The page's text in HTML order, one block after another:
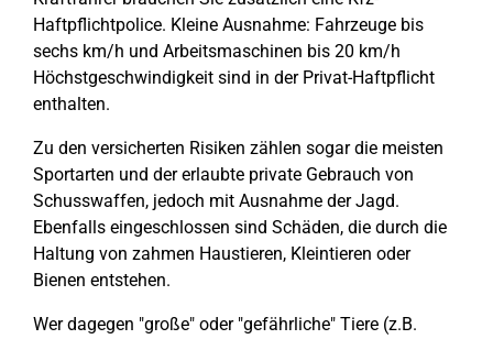
Haftpflichtpolice. Kleine Ausnahme: Fahrzeuge bis
sechs km/h und Arbeitsmaschinen bis 20 km/h
Höchstgeschwindigkeit sind in der Privat-Haftpflicht
enthalten.
Zu den versicherten Risiken zählen sogar die meisten
Sportarten und der erlaubte private Gebrauch von
Schusswaffen, jedoch mit Ausnahme der Jagd.
Ebenfalls eingeschlossen sind Schäden, die durch die
Haltung von zahmen Haustieren, Kleintieren oder
Bienen entstehen.
Wer dagegen "große" oder "gefährliche" Tiere (z.B.